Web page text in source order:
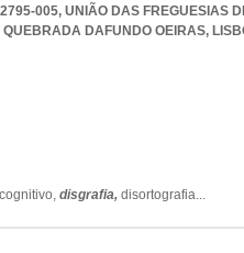
005, UNIÃO DAS FREGUESIAS
DAFUNDO OEIRAS,
disgrafia, disortografia...